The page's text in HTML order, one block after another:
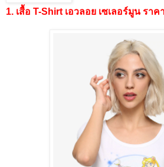
1. เสื้อ T-Shirt เอวลอย เซเลอร์มูน ราค